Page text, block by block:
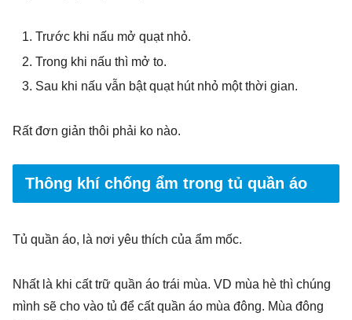
Trước khi nấu mở quạt nhỏ.
Trong khi nấu thì mở to.
Sau khi nấu vẫn bật quạt hút nhỏ một thời gian.
Rất đơn giản thôi phải ko nào.
Thông khí chống ẩm trong tủ quần áo
Tủ quần áo, là nơi yêu thích của ẩm mốc.
Nhất là khi cất trữ quần áo trái mùa. VD mùa hè thì chúng
mình sẽ cho vào tủ để cất quần áo mùa đông. Mùa đông